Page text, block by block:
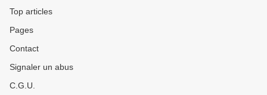
Top articles
Pages
Contact
Signaler un abus
C.G.U.